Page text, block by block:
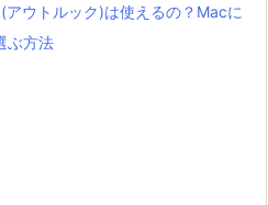
ウトルック)は使えるの？Macに
ぶ方法